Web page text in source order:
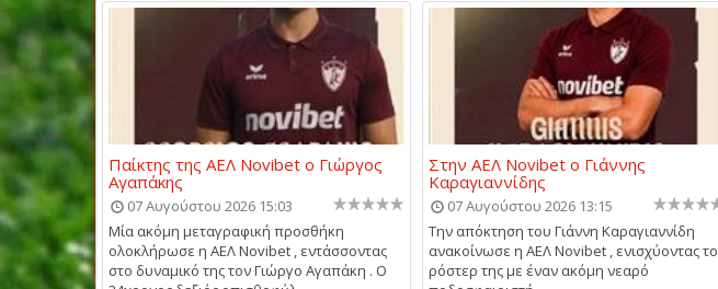
Παίκτης της ΑΕΛ Novibet ο Γιώργος
Αγαπάκης
07 Αυγούστου 2026 15:03
Μία ακόμη μεταγραφική προσθήκη
ολοκλήρωσε η ΑΕΛ Novibet , εντάσσοντας
στο δυναμικό της τον Γιώργο Αγαπάκη . Ο
Στην ΑΕΛ Novibet ο Γιάννης
Καραγιαννίδης
07 Αυγούστου 2026 13:15
Την απόκτηση του Γιάννη Καραγιαννίδη
ανακοίνωσε η ΑΕΛ Novibet , ενισχύοντας το
ρόστερ της με έναν ακόμη νεαρό